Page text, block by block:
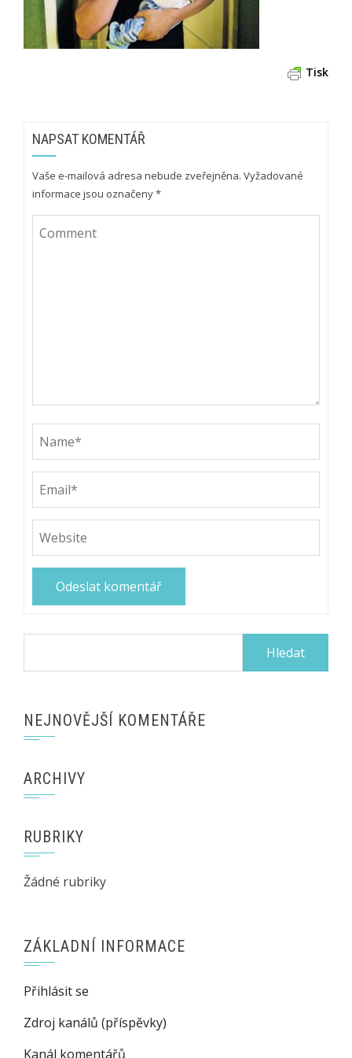
Tisk
NAPSAT KOMENTÁŘ
Vaše e-mailová adresa nebude zveřejněna. Vyžadované
informace jsou označeny*
NEJNOVĚJŠÍ KOMENTÁŘE
ARCHIVY
RUBRIKY
Žádné rubriky
ZÁKLADNÍ INFORMACE
Přihlásit se
Zdroj kanálů (příspěvky)
Kanál komentářů